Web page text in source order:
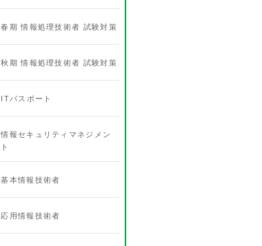
春期 情報処理技術者 試験対策
秋期 情報処理技術者 試験対策
ITパスポート
情報セキュリティマネジメン
ト
基本情報技術者
応用情報技術者